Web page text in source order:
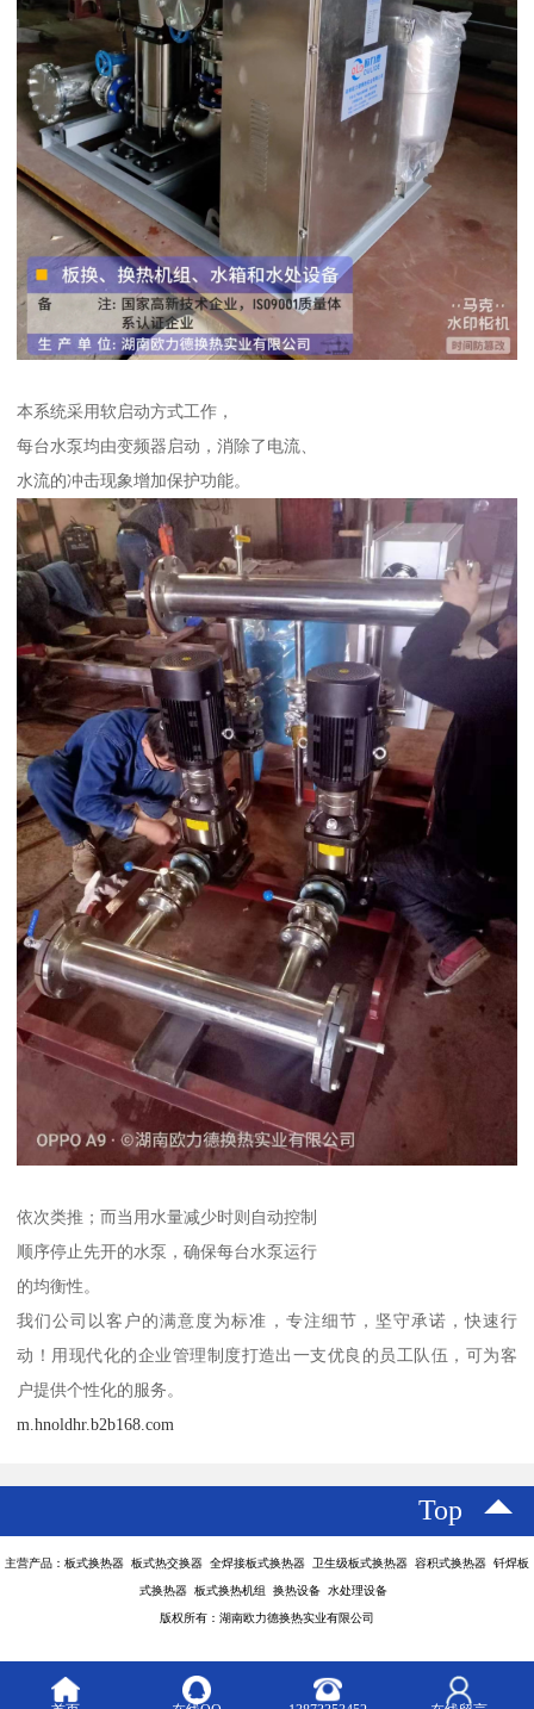
本系统采用软启动方式工作，
每台水泵均由变频器启动，消除了电流、
水流的冲击现象增加保护功能。
依次类推；而当用水量减少时则自动控制
顺序停止先开的水泵，确保每台水泵运行
的均衡性。
我们公司以客户的满意度为标准，专注细节，坚守承诺，快速行
动！用现代化的企业管理制度打造出一支优良的员工队伍，可为客
户提供个性化的服务。
m.hnoldhr.b2b168.com
Top
主营产品：板式换热器 板式热交换器 全焊接板式换热器 卫生级板式换热器 容积式换热器 钎焊板
式换热器 板式换热机组 换热设备 水处理设备
版权所有：湖南欧力德换热实业有限公司